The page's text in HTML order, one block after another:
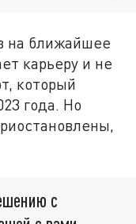
на ближайшее
карьеру и не
который
года. Но
с